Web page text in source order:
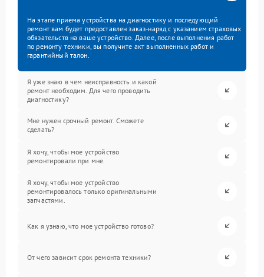
На этапе приема устройства на диагностику и последующий
ремонт вам будет предоставлен заказ-наряд с указанием страховых
обязательств на ваше устройство. Далее, после выполнения работ
по ремонту техники, вы получите акт выполненных работ и
гарантийный талон.
Я уже знаю в чем неисправность и какой
ремонт необходим. Для чего проводить
диагностику?
Мне нужен срочный ремонт. Сможете
сделать?
Я хочу, чтобы мое устройство
ремонтировали при мне.
Я хочу, чтобы мое устройство
ремонтировалось только оригинальными
запчастями.
Как я узнаю, что мое устройство готово?
От чего зависит срок ремонта техники?